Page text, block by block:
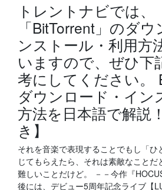
トレントナビでは、
「BitTorrent」のダ
ンストール・利用方
いますので、ぜひ下
考にしてください。
ダウンロード・イン
方法を日本語で解説
き】
それを音楽で表現することでもし「ひ
じてもらえたら、それは素敵なことだ
難しいことだけど。 －－今作『
後には、デビュー5周年記念ライブ【